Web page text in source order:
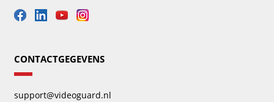
CONTACTGEGEVENS
support@videoguard.nl